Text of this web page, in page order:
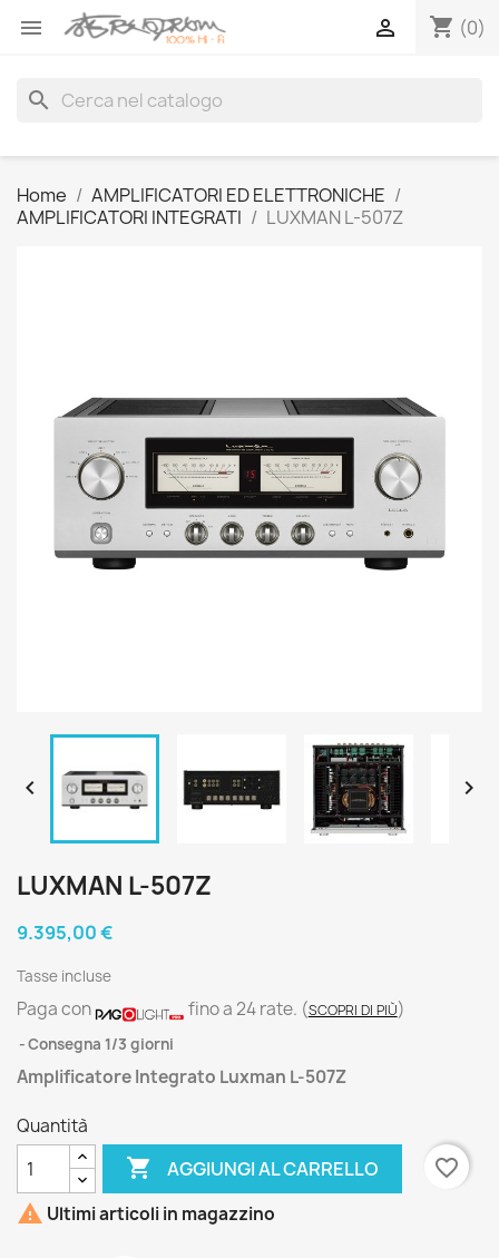
 shopping_cart (0)

search
Home
AMPLIFICATORI ED ELETTRONICHE
AMPLIFICATORI INTEGRATI
LUXMAN L-507Z
 
LUXMAN L-507Z
9.395,00 €
Tasse incluse
Paga con fino a 24 rate. (SCOPRI DI PIÙ)
Consegna 1/3 giorni
Amplificatore Integrato Luxman L-507Z
Quantità
 AGGIUNGI AL CARRELLO
favorite_border
 Ultimi articoli in magazzino